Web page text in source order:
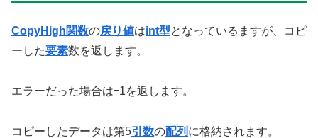
CopyHigh関数の戻り値はint型となっているますが、コピ
ーした要素数を返します。
エラーだった場合はｰ1を返します。
コピーしたデータは第5引数の配列 に格納されます。